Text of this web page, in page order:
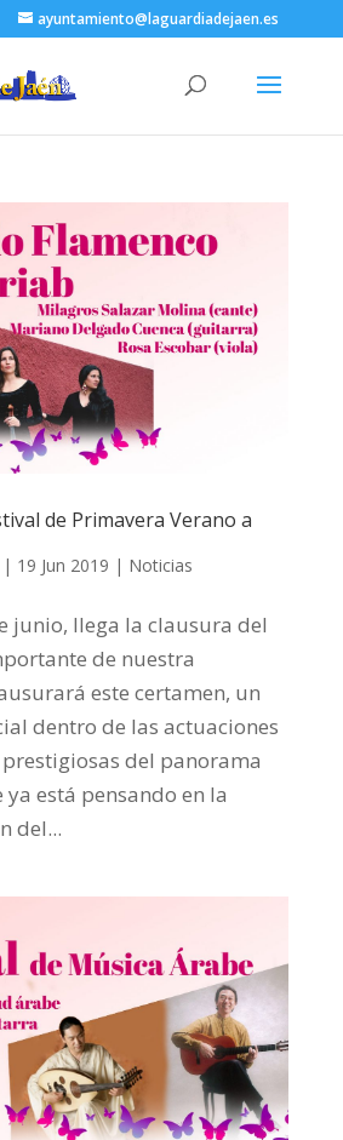
ayuntamiento@laguardiadejaen.es
de Primavera Verano a
| 19 Jun 2019 | Noticias
junio, llega la clausura del
de nuestra
este certamen, un
dentro de las actuaciones
del panorama
ya está pensando en la
del...